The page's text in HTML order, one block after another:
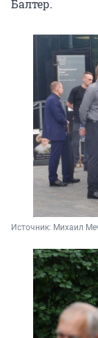
Балтер.
Источник: Михаил